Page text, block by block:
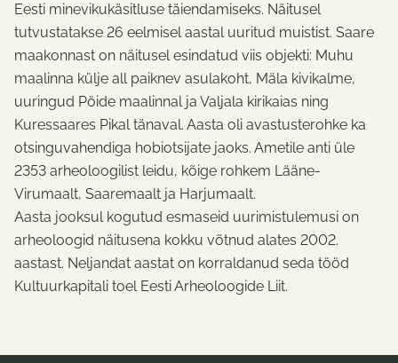
Eesti minevikukäsitluse täiendamiseks. Näitusel
tutvustatakse 26 eelmisel aastal uuritud muistist. Saare
maakonnast on näitusel esindatud viis objekti: Muhu
maalinna külje all paiknev asulakoht, Mäla kivikalme,
uuringud Pöide maalinnal ja Valjala kirikaias ning
Kuressaares Pikal tänaval. Aasta oli avastusterohke ka
otsinguvahendiga hobiotsijate jaoks. Ametile anti üle
2353 arheoloogilist leidu, kõige rohkem Lääne-
Virumaalt, Saaremaalt ja Harjumaalt.
Aasta jooksul kogutud esmaseid uurimistulemusi on
arheoloogid näitusena kokku võtnud alates 2002.
aastast. Neljandat aastat on korraldanud seda tööd
Kultuurkapitali toel Eesti Arheoloogide Liit.